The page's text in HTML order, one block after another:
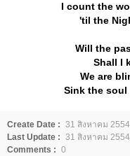
I count the
'til the
Will the
Shall I
We are
Sink the
Create Date : 31 สิงหาคม 2554
Last Update : 31 สิงหาคม
Comments : 0